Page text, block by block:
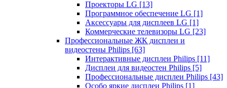
Проекторы LG [13]
Программное обеспечение LG [1]
Аксессуары для дисплеев LG [1]
Коммерческие телевизоры LG [23]
Профессиональные ЖК дисплеи и
видеостены Philips [63]
Интерактивные дисплеи Philips [11]
Дисплеи для видеостен Philips [5]
Профессиональные дисплеи Philips [43]
Особо яркие дисплеи Philips [1]